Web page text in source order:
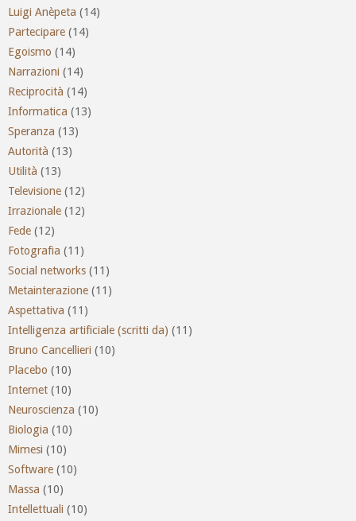
Luigi Anèpeta (14)
Partecipare (14)
Egoismo (14)
Narrazioni (14)
Reciprocità (14)
Informatica (13)
Speranza (13)
Autorità (13)
Utilità (13)
Televisione (12)
Irrazionale (12)
Fede (12)
Fotografia (11)
Social networks (11)
Metainterazione (11)
Aspettativa (11)
Intelligenza artificiale (scritti da) (11)
Bruno Cancellieri (10)
Placebo (10)
Internet (10)
Neuroscienza (10)
Biologia (10)
Mimesi (10)
Software (10)
Massa (10)
Intellettuali (10)